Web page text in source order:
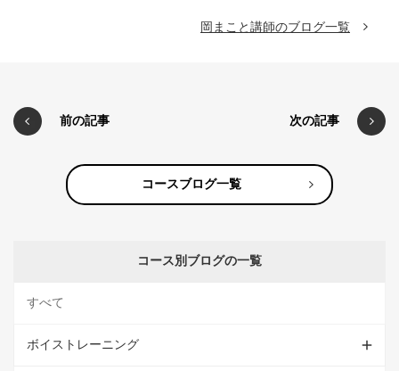
岡まこと講師のブログ一覧
前の記事 次の記事
コースブログ一覧
コース別ブログの一覧
すべて
ボイストレーニング